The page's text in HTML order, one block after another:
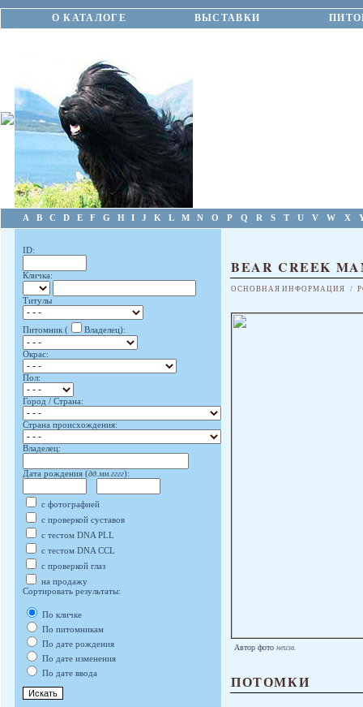
О КАТАЛОГЕ ВЫСТАВКИ
A B C D E F G H I J K L M N O P Q R S T U V W X
ID:
Кличка:
Титулы
Питомник ( Владелец):
Окрас:
Пол:
Город / Страна:
Страна происхождения:
Владелец:
Дата рождения (дд.мм.гггг):
с фотографией
с проверкой суставов
с тестом DNA PLL
с тестом DNA CCL
с проверкой глаз
на продажу
Сортировать результаты:
По кличке
По питомникам
По дате рождения
По дате изменения
По дате ввода
BEAR CREEK
ОСНОВНАЯ ИНФОРМАЦИЯ /
Автор фото неизв.
ПОТОМКИ